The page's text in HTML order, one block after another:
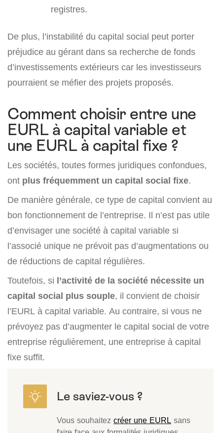
registres.
De plus, l’instabilité du capital social peut porter
préjudice au gérant dans sa recherche de fonds
d’investissements extérieurs car les investisseurs
pourraient se méfier des projets proposés.
Comment choisir entre une
EURL à capital variable et
une EURL à capital fixe ?
Les sociétés, toutes formes juridiques confondues,
ont plus fréquemment un capital social fixe.
De manière générale, ce type de capital convient au
bon fonctionnement de l’entreprise. Il n’est pas utile
d’envisager une société à capital variable si
l’associé unique ne prévoit pas d’augmentations ou
de réductions de capital régulières.
Toutefois, si l’activité de la société nécessite un
capital social plus souple, il convient de choisir
l’EURL à capital variable. Au contraire, si vous ne
prévoyez pas d’augmenter le capital social de votre
entreprise régulièrement, une entreprise à capital
fixe suffit.
Vous souhaitez créer une EURL sans